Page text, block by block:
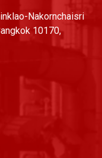
Nakornchaisri
10170,